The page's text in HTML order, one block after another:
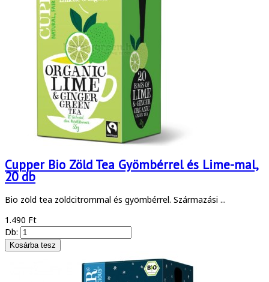
Cupper Bio Zöld Tea Gyömbérrel és Lime-mal,
20 db
Bio zöld tea zöldcitrommal és gyömbérrel. Származási ...
1.490 Ft
Db: